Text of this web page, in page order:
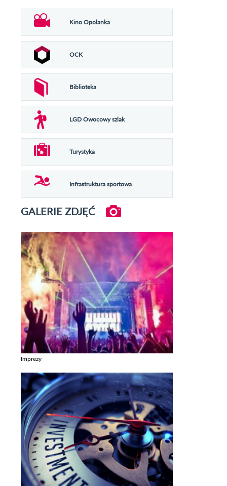
Kino Opolanka
OCK
Biblioteka
LGD Owocowy szlak
Turystyka
Infrastruktura sportowa
GALERIE ZDJĘĆ
Imprezy